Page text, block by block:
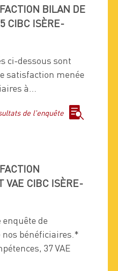
BILAN DE
CIBC ISÈRE-
ci-dessous sont
satisfaction menée
à...
de l'enquête 
VAE CIBC ISÈRE-
de
bénéficiaires.*
37 VAE